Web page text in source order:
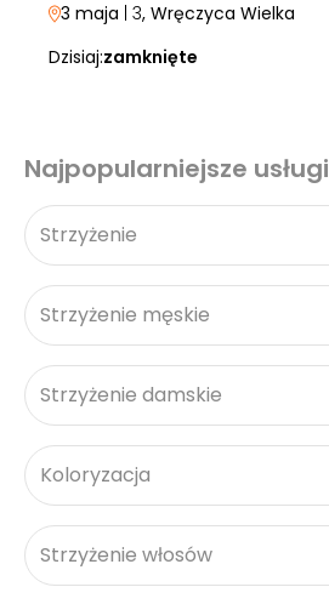
3 maja | 3, Wręczyca Wielka
Dzisiaj:zamknięte
Najpopularniejsze usługi
Strzyżenie
Strzyżenie męskie
Strzyżenie damskie
Koloryzacja
Strzyżenie włosów